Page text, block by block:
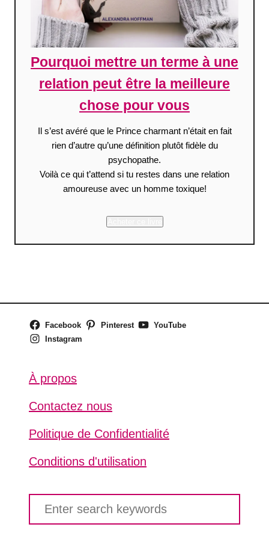
Pourquoi mettre un terme à une
relation peut être la meilleure
chose pour vous
Il s’est avéré que le Prince charmant n’était en fait
rien d’autre qu’une définition plutôt fidèle du
psychopathe.
Voilà ce qui t’attend si tu restes dans une relation
amoureuse avec un homme toxique!
Facebook Pinterest
YouTube
Instagram
À propos
Contactez nous
Politique de Confidentialité
Conditions d'utilisation